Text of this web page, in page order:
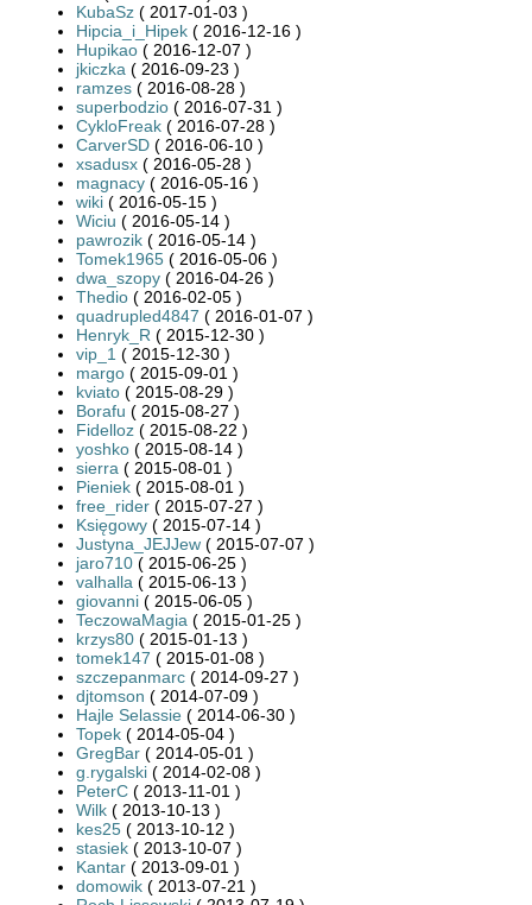
KubaSz ( 2017-01-03 )
Hipcia_i_Hipek ( 2016-12-16 )
Hupikao ( 2016-12-07 )
jkiczka ( 2016-09-23 )
ramzes ( 2016-08-28 )
superbodzio ( 2016-07-31 )
CykloFreak ( 2016-07-28 )
CarverSD ( 2016-06-10 )
xsadusx ( 2016-05-28 )
magnacy ( 2016-05-16 )
wiki ( 2016-05-15 )
Wiciu ( 2016-05-14 )
pawrozik ( 2016-05-14 )
Tomek1965 ( 2016-05-06 )
dwa_szopy ( 2016-04-26 )
Thedio ( 2016-02-05 )
quadrupled4847 ( 2016-01-07 )
Henryk_R ( 2015-12-30 )
vip_1 ( 2015-12-30 )
margo ( 2015-09-01 )
kviato ( 2015-08-29 )
Borafu ( 2015-08-27 )
Fidelloz ( 2015-08-22 )
yoshko ( 2015-08-14 )
sierra ( 2015-08-01 )
Pieniek ( 2015-08-01 )
free_rider ( 2015-07-27 )
Księgowy ( 2015-07-14 )
Justyna_JEJJew ( 2015-07-07 )
jaro710 ( 2015-06-25 )
valhalla ( 2015-06-13 )
giovanni ( 2015-06-05 )
TeczowaMagia ( 2015-01-25 )
krzys80 ( 2015-01-13 )
tomek147 ( 2015-01-08 )
szczepanmarc ( 2014-09-27 )
djtomson ( 2014-07-09 )
Hajle Selassie ( 2014-06-30 )
Topek ( 2014-05-04 )
GregBar ( 2014-05-01 )
g.rygalski ( 2014-02-08 )
PeterC ( 2013-11-01 )
Wilk ( 2013-10-13 )
kes25 ( 2013-10-12 )
stasiek ( 2013-10-07 )
Kantar ( 2013-09-01 )
domowik ( 2013-07-21 )